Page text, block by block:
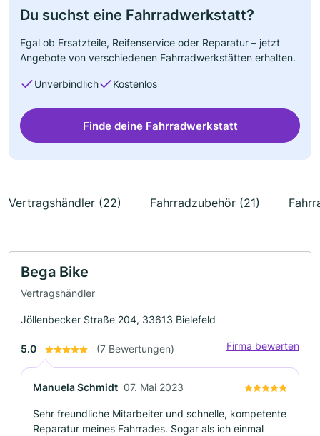
Du suchst eine Fahrradwerkstatt?
Egal ob Ersatzteile, Reifenservice oder Reparatur – jetzt
Angebote von verschiedenen Fahrradwerkstätten erhalten.
Unverbindlich Kostenlos
Finde deine Fahrradwerkstatt
Vertragshändler (22) Fahrradzubehör (21)
Bega Bike
Vertragshändler
Jöllenbecker Straße 204, 33613 Bielefeld
5.0 (7 Bewertungen) Firma bewerten
Manuela Schmidt 07. Mai 2023
Sehr freundliche Mitarbeiter und schnelle, kompetente
Reparatur meines Fahrrades. Sogar als ich einmal